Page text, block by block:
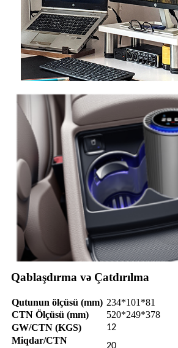
Qablaşdırma və Çatdırılma
Qutunun ölçüsü (mm) 234*101*81
CTN Ölçüsü (mm)
520*249*378
GW/CTN (KGS)
12
Miqdar/CTN
20